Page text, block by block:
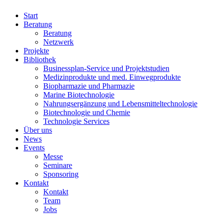
Start
Beratung
Beratung
Netzwerk
Projekte
Bibliothek
Businessplan-Service und Projektstudien
Medizinprodukte und med. Einwegprodukte
Biopharmazie und Pharmazie
Marine Biotechnologie
Nahrungsergänzung und Lebensmitteltechnologie
Biotechnologie und Chemie
Technologie Services
Über uns
News
Events
Messe
Seminare
Sponsoring
Kontakt
Kontakt
Team
Jobs